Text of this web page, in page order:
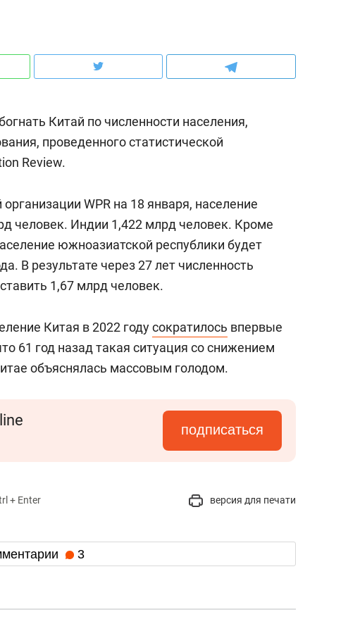
Китай по численности населения,
проведенного статистической
Review.
WPR на 18 января, население
человек. Индии 1,422 млрд человек. Кроме
южноазиатской республики будет
В результате через 27 лет численность
1,67 млрд человек.
Китая в 2022 годусократилось впервые
61 год назад такая ситуация со снижением
объяснялась массовым голодом.
подписаться
+ Enter версия для печати
3
Как выжить ребенку без
и научить его
с вершины горы»